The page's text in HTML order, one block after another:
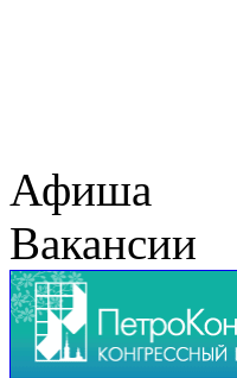
Афиша
Вакансии